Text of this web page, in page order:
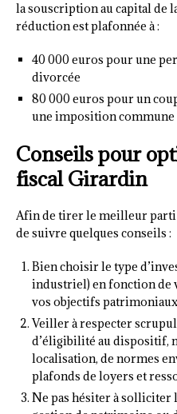
la souscription au capital de
réduction est plafonnée à :
40 000 euros pour une
divorcée
80 000 euros pour un
une imposition commune
Conseils pour
fiscal Girardin
Afin de tirer le meilleur
de suivre quelques conseils :
Bien choisir le type
industriel) en fonction de
vos objectifs
Veiller à respecter
d’éligibilité au dispositif,
localisation, de normes
plafonds de loyers et
Ne pas hésiter à solliciter